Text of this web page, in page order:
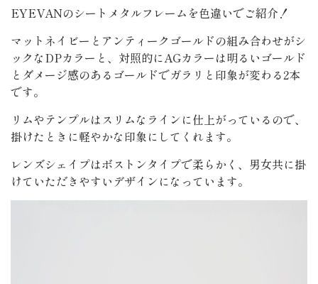
EYEVANのシートメタルフレームを色違いでご紹介！
マットネイビーとアンティークゴールドの組み合わせがシ
ックなDPカラーと、対照的にAGカラーは明るいゴールド
とダメージ感のあるゴールドでガラリと印象が変わる2本
です。
リムやテンプルはスリムなラインに仕上がっているので、
掛けたときに軽やかな印象にしてくれます。
レンズシェイプはボストンタイプで柔らかく、男女共に掛
けていただきやすいデザインになっています。